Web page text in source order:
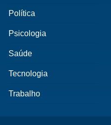
Política
Psicologia
Saúde
Tecnologia
Trabalho